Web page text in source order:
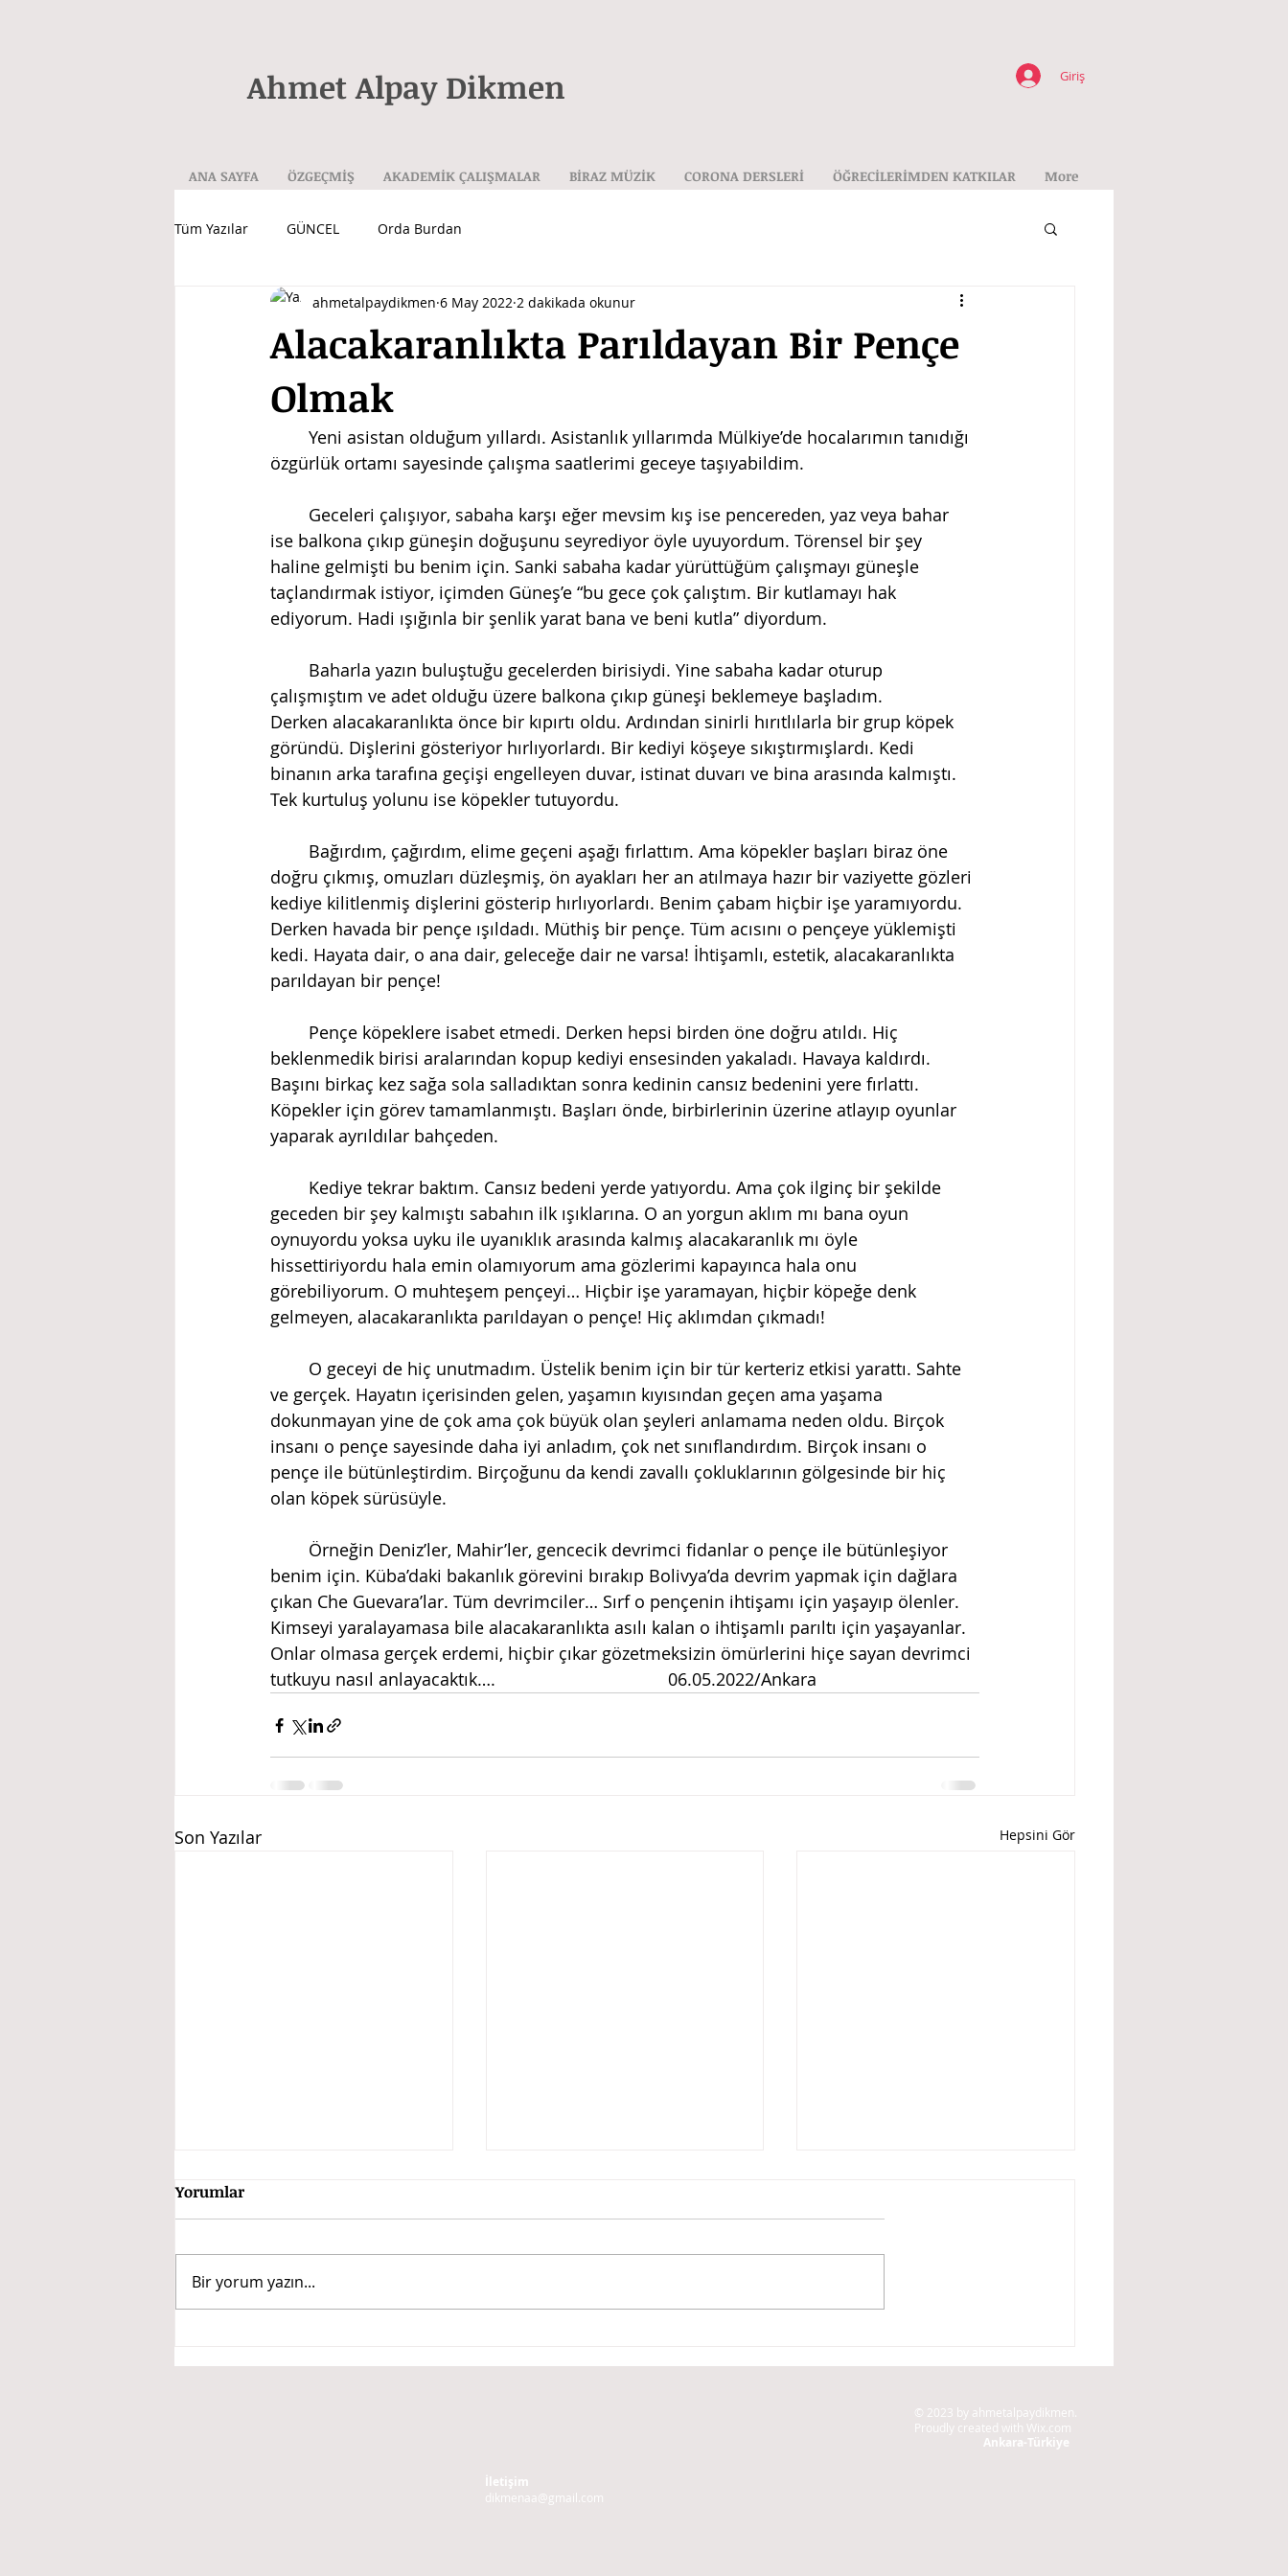
Ahmet Alpay Dikmen Giriş
ANA SAYFA ÖZGEÇMİŞ AKADEMİK ÇALIŞMALAR BİRAZ MÜZİK CORONA DERSLERİ ÖĞRECİLERİMDEN KATKILAR More
Tüm Yazılar GÜNCEL Orda Burdan
Alacakaranlıkta Parıldayan Bir Pençe
Olmak
ahmetalpaydikmen 6 May 2022 2 dakikada okunur
özgürlük ortamı sayesinde çalışma saatlerimi geceye taşıyabildim.
ise balkona çıkıp güneşin doğuşunu seyrediyor öyle uyuyordum. Törensel bir şey
haline gelmişti bu benim için. Sanki sabaha kadar yürüttüğüm çalışmayı güneşle
taçlandırmak istiyor, içimden Güneş’e “bu gece çok çalıştım. Bir kutlamayı hak
ediyorum. Hadi ışığınla bir şenlik yarat bana ve beni kutla” diyordum.
çalışmıştım ve adet olduğu üzere balkona çıkıp güneşi beklemeye başladım.
Derken alacakaranlıkta önce bir kıpırtı oldu. Ardından sinirli hırıtlılarla bir grup köpek
göründü. Dişlerini gösteriyor hırlıyorlardı. Bir kediyi köşeye sıkıştırmışlardı. Kedi
binanın arka tarafına geçişi engelleyen duvar, istinat duvarı ve bina arasında kalmıştı.
Tek kurtuluş yolunu ise köpekler tutuyordu.
doğru çıkmış, omuzları düzleşmiş, ön ayakları her an atılmaya hazır bir vaziyette gözleri
kediye kilitlenmiş dişlerini gösterip hırlıyorlardı. Benim çabam hiçbir işe yaramıyordu.
Derken havada bir pençe ışıldadı. Müthiş bir pençe. Tüm acısını o pençeye yüklemişti
kedi. Hayata dair, o ana dair, geleceğe dair ne varsa! İhtişamlı, estetik, alacakaranlıkta
parıldayan bir pençe!
beklenmedik birisi aralarından kopup kediyi ensesinden yakaladı. Havaya kaldırdı.
Başını birkaç kez sağa sola salladıktan sonra kedinin cansız bedenini yere fırlattı.
Köpekler için görev tamamlanmıştı. Başları önde, birbirlerinin üzerine atlayıp oyunlar
yaparak ayrıldılar bahçeden.
geceden bir şey kalmıştı sabahın ilk ışıklarına. O an yorgun aklım mı bana oyun
oynuyordu yoksa uyku ile uyanıklık arasında kalmış alacakaranlık mı öyle
hissettiriyordu hala emin olamıyorum ama gözlerimi kapayınca hala onu
görebiliyorum. O muhteşem pençeyi… Hiçbir işe yaramayan, hiçbir köpeğe denk
gelmeyen, alacakaranlıkta parıldayan o pençe! Hiç aklımdan çıkmadı!
ve gerçek. Hayatın içerisinden gelen, yaşamın kıyısından geçen ama yaşama
dokunmayan yine de çok ama çok büyük olan şeyleri anlamama neden oldu. Birçok
insanı o pençe sayesinde daha iyi anladım, çok net sınıflandırdım. Birçok insanı o
pençe ile bütünleştirdim. Birçoğunu da kendi zavallı çokluklarının gölgesinde bir hiç
olan köpek sürüsüyle.
benim için. Küba’daki bakanlık görevini bırakıp Bolivya’da devrim yapmak için dağlara
çıkan Che Guevara’lar. Tüm devrimciler… Sırf o pençenin ihtişamı için yaşayıp ölenler.
Kimseyi yaralayamasa bile alacakaranlıkta asılı kalan o ihtişamlı parıltı için yaşayanlar.
Onlar olmasa gerçek erdemi, hiçbir çıkar gözetmeksizin ömürlerini hiçe sayan devrimci
tutkuyu nasıl anlayacaktık….                                    06.05.2022/Ankara
Son Yazılar Hepsini Gör
Katı Olan Her Şey
Mesela “işbirliği” kavramı!
Öğrencim Gökhan Aşkar
Yönetin
Tasarlayın
Yorumlar
Bir yorum yazın...
© 2023 by ahmetalpaydikmen.
Proudly created with Wix.com
İletişim
dikmenaa@gmail.com
Ankara-Türkiye